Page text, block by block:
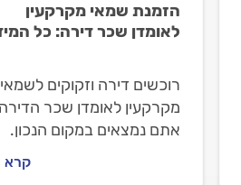
הזמנת שמאי מקרקעין
לאומדן שכר דירה: כל
רוכשים דירה וזקוקים לשמאי
מקרקעין לאומדן שכר
אתם נמצאים במקום הנכון.
נסביר למה צריך להזמין שמאי
קרא